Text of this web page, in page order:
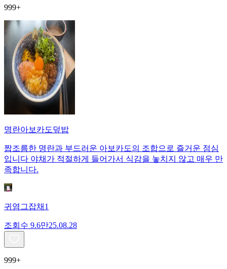
999+
명란아보카도덮밥
짭조름한 명란과 부드러운 아보카도의 조합으로 즐거운 점심
입니다 야채가 적절하게 들어가서 식감을 놓치지 않고 매우 만
족합니다.
귀염그잡채1
조회수 9.6만25.08.28
999+